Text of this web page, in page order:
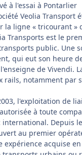
à l'essai à Pontarlier
Veolia Transport
la ligne « tricourant »
Transports est le
public. Une
qui eut son heure
de Vivendi.
rails, notamment par
l'exploitation de
à toute
Depuis
au premier
expérience acquise